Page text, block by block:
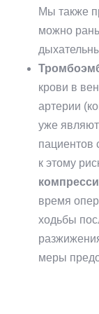
Мы также
можно
крови в
артерии
уже
пациентов
к этому
время
ходьбы
меры